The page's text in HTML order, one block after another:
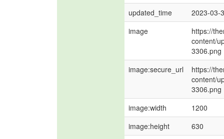
updated_time
2023-03-
image
https://
content/
3306.png
image:secure_url
https://
content/
3306.png
image:width
1200
image:height
630